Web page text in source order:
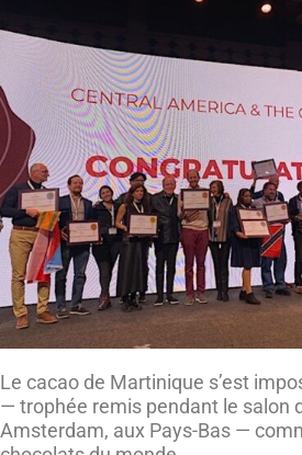
Le cacao de Martinique s’est
— trophée remis pendant le salon
Amsterdam, aux Pays-Bas —